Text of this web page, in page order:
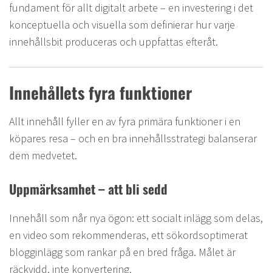
fundament för allt digitalt arbete – en investering i det
konceptuella och visuella som definierar hur varje
innehållsbit produceras och uppfattas efteråt.
Innehållets fyra funktioner
Allt innehåll fyller en av fyra primära funktioner i en
köpares resa – och en bra innehållsstrategi balanserar
dem medvetet.
Uppmärksamhet – att bli sedd
Innehåll som når nya ögon: ett socialt inlägg som delas,
en video som rekommenderas, ett sökordsoptimerat
blogginlägg som rankar på en bred fråga. Målet är
räckvidd, inte konvertering.